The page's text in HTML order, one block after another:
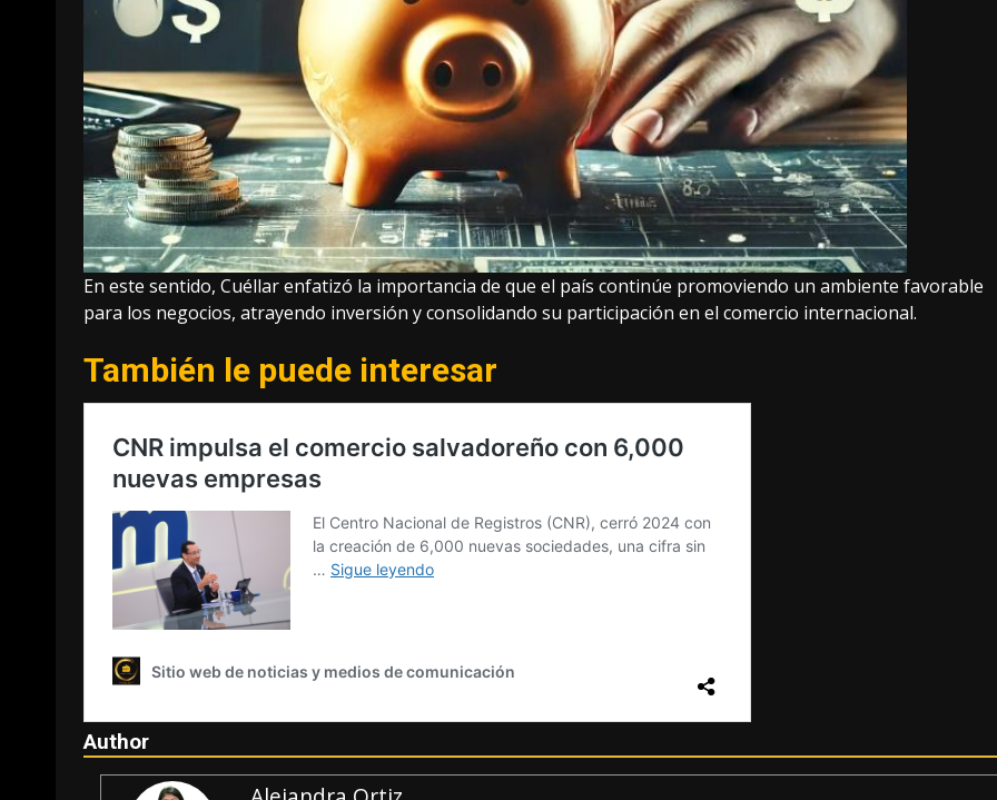
En este sentido, Cuéllar enfatizó la importancia de que el país continúe promoviendo un ambiente favorable
para los negocios, atrayendo inversión y consolidando su participación en el comercio internacional.
También le puede interesar
Author